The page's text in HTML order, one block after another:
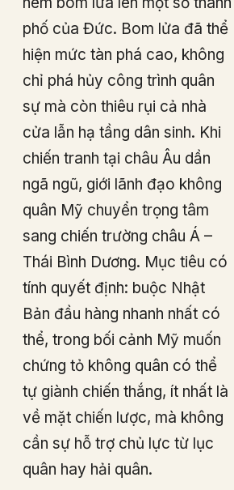
phố của Đức. Bom lửa đã thể
hiện mức tàn phá cao, không
chỉ phá hủy công trình quân
sự mà còn thiêu rụi cả nhà
cửa lẫn hạ tầng dân sinh. Khi
chiến tranh tại châu Âu dần
ngã ngũ, giới lãnh đạo không
quân Mỹ chuyển trọng tâm
sang chiến trường châu Á –
Thái Bình Dương. Mục tiêu có
tính quyết định: buộc Nhật
Bản đầu hàng nhanh nhất có
thể, trong bối cảnh Mỹ muốn
chứng tỏ không quân có thể
tự giành chiến thắng, ít nhất là
về mặt chiến lược, mà không
cần sự hỗ trợ chủ lực từ lục
quân hay hải quân.